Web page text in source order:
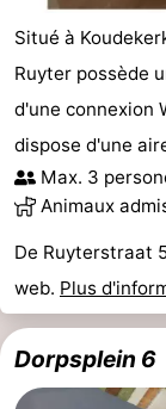
Meerpaal
Noordzee
Resort
Vlissingen
-
Noordzee
Résidence
-
Strandcamping
-
Zeeland
Vebenabos
-
Westduin
Hôtels
Last
Situé à
Ruyter possède
d'une connexion
dispose d'une
Max. 3
Animaux
De Ruyterstraat
web. Plus
Dorpsplein 6